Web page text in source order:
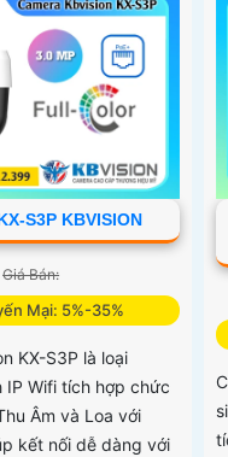
S3P KBVISION
Giá Bán:
Mại: 5%-35%
KX-S3P là loại
IP Wifi tích hợp chức
Âm và Loa với
kết nối dễ dàng với